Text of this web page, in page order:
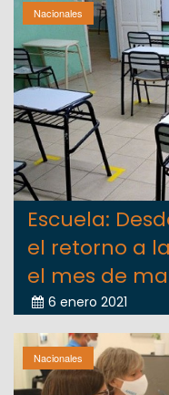
Nacionales
Escuela:
el retorno a
el mes de
6 enero 2021
Nacionales